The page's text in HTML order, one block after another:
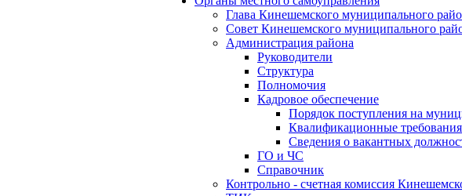
Глава Кинешемского муниципального
Совет Кинешемского муниципального
Администрация района
Руководители
Структура
Полномочия
Кадровое обеспечение
Порядок поступления на
Квалификационные
Сведения о вакантных
ГО и ЧС
Справочник
Контрольно - счетная комиссия